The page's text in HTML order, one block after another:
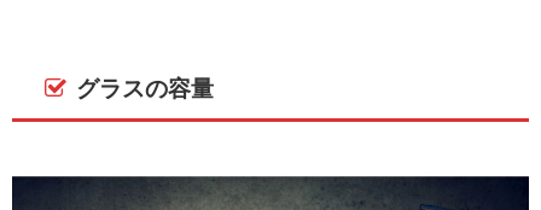
グラスの容量